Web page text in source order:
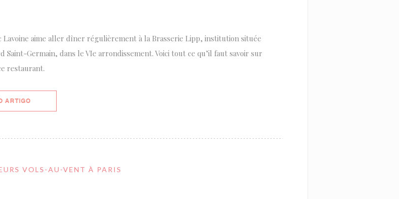
Lavoine aime aller dîner régulièrement à la Brasserie Lipp, institution située
Saint-Germain, dans le VIe arrondissement. Voici tout ce qu’il faut savoir sur
restaurant.
ARTIGO
VOLS-AU-VENT À PARIS